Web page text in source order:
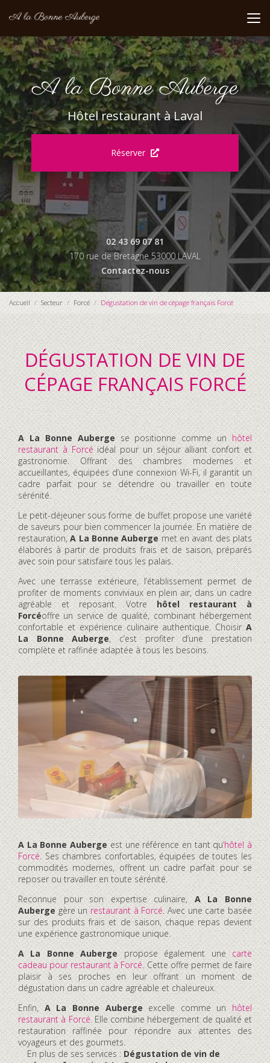
au
principal
Hôtel restaurant à Laval
Réserver
02 43 69 07 81
170 rue de Bretagne 53000 LAVAL
Contactez-nous
Accueil Secteur Forcé Dégustation de vin de cépage français Forcé
DÉGUSTATION DE VIN DE
CÉPAGE FRANÇAIS FORCÉ
A La Bonne Aubergese positionne comme unhôtel
restaurant à Forcéidéal pour un séjour alliant confort et
gastronomie. Offrant des chambres modernes et
accueillantes, équipées d’une connexion Wi-Fi, il garantit un
cadre parfait pour se détendre ou travailler en toute
sérénité.
Le petit-déjeuner sous forme de buffet propose une variété
de saveurs pour bien commencer la journée. En matière de
restauration,A La Bonne Aubergemet en avant des plats
élaborés à partir de produits frais et de saison, préparés
avec soin pour satisfaire tous les palais.
Avec une terrasse extérieure, l’établissement permet de
profiter de moments conviviaux en plein air, dans un cadre
agréable et reposant. Votrehôtel restaurant à
Forcéoffre un service de qualité, combinant hébergement
confortable et expérience culinaire authentique. ChoisirA
La Bonne Auberge, c’est profiter d’une prestation
complète et raffinée adaptée à tous les besoins.
A La Bonne Aubergeest une référence en tant qu’hôtel à
Forcé. Ses chambres confortables, équipées de toutes les
commodités modernes, offrent un cadre parfait pour se
reposer ou travailler en toute sérénité.
Reconnue pour son expertise culinaire,A La Bonne
Aubergegère unrestaurant à Forcé. Avec une carte basée
sur des produits frais et de saison, chaque repas devient
une expérience gastronomique unique.
A La Bonne Aubergepropose également unecarte
cadeau pour restaurant à Forcé. Cette offre permet de faire
plaisir à ses proches en leur offrant un moment de
dégustation dans un cadre agréable et chaleureux.
Enfin,A La Bonne Aubergeexcelle comme unhôtel
restaurant à Forcé. Elle combine hébergement de qualité et
restauration raffinée pour répondre aux attentes des
voyageurs et des gourmets.
En plus de ses services :Dégustation de vin de